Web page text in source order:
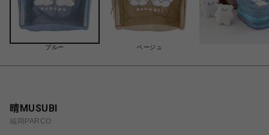
ブルー ベージュ
晴MUSUBI
福岡PARCO